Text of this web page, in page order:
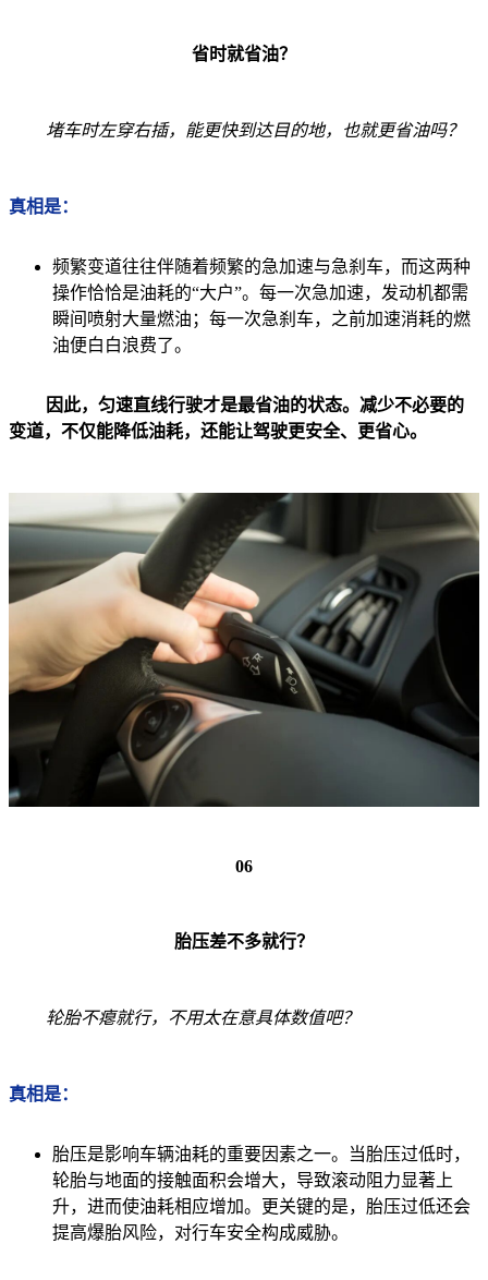
省时就省油？
堵车时左穿右插，能更快到达目的地，也就更省油吗？
真相是：
频繁变道往往伴随着频繁的急加速与急刹车，而这两种
操作恰恰是油耗的“大户”。每一次急加速，发动机都需
瞬间喷射大量燃油；每一次急刹车，之前加速消耗的燃
油便白白浪费了。
因此，匀速直线行驶才是最省油的状态。减少不必要的
变道，不仅能降低油耗，还能让驾驶更安全、更省心。
06
胎压差不多就行？
轮胎不瘪就行，不用太在意具体数值吧？
真相是：
胎压是影响车辆油耗的重要因素之一。当胎压过低时，
轮胎与地面的接触面积会增大，导致滚动阻力显著上
升，进而使油耗相应增加。更关键的是，胎压过低还会
提高爆胎风险，对行车安全构成威胁。